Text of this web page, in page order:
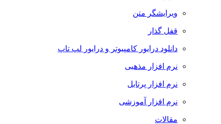
ویرایشگر متن
قفل گذار
دانلود درایور کامپیوتر و درایور لپ تاپ
نرم افزار مذهبی
نرم افزار پرتابل
نرم افزار آموزشی
مقالات